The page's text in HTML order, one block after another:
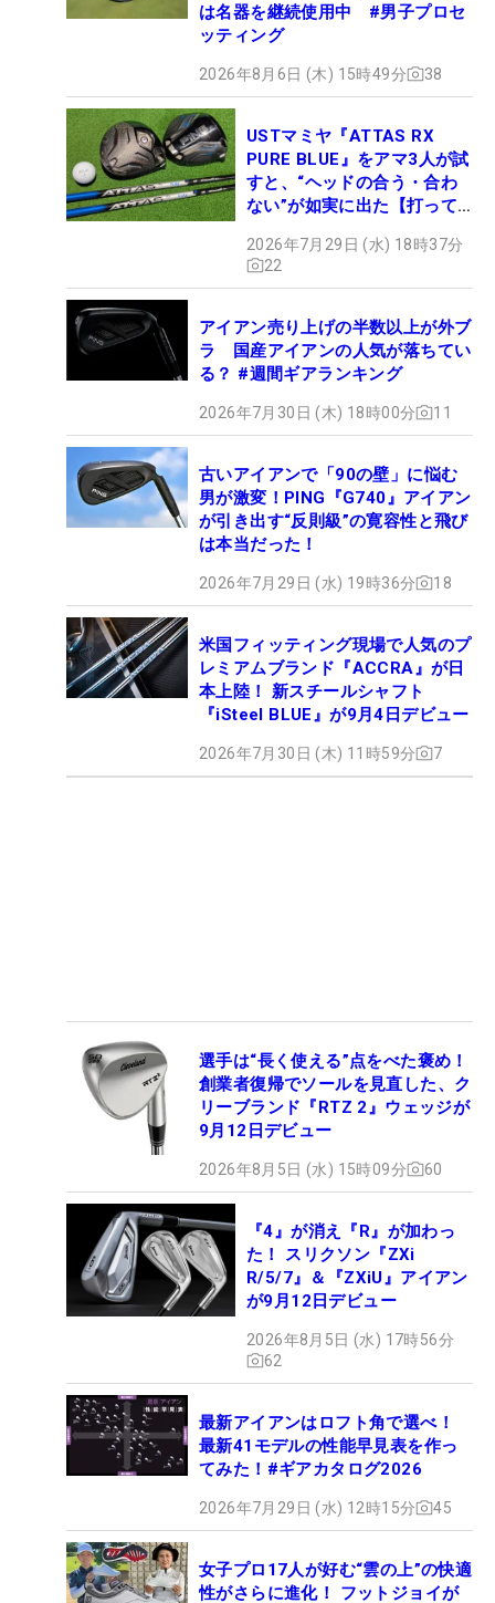
は名器を継続使用中 #男子プロセ
ッティング
2026年8月6日 (木) 15時49分 38
USTマミヤ『ATTAS RX
PURE BLUE』をアマ3人が試
すと、“ヘッドの合う・合わ
ない”が如実に出た【打って
2026年7月29日 (水) 18時37分
22
アイアン売り上げの半数以上が外ブ
ラ 国産アイアンの人気が落ちてい
る？ #週間ギアランキング
2026年7月30日 (木) 18時00分 11
古いアイアンで「90の壁」に悩む
男が激変！PING『G740』アイアン
が引き出す“反則級”の寛容性と飛び
は本当だった！
2026年7月29日 (水) 19時36分 18
米国フィッティング現場で人気のプ
レミアムブランド『ACCRA』が日
本上陸！ 新スチールシャフト
『iSteel BLUE』が9月4日デビュー
2026年7月30日 (木) 11時59分 7
選手は“長く使える”点をべた褒め！
創業者復帰でソールを見直した、ク
リーブランド『RTZ 2』ウェッジが
9月12日デビュー
2026年8月5日 (水) 15時09分 60
『4』が消え『R』が加わっ
た！ スリクソン『ZXi
R/5/7』＆『ZXiU』アイアン
が9月12日デビュー
2026年8月5日 (水) 17時56分
62
最新アイアンはロフト角で選べ！
最新41モデルの性能早見表を作っ
てみた！#ギアカタログ2026
2026年7月29日 (水) 12時15分 45
女子プロ17人が好む“雲の上”の快適
性がさらに進化！ フットジョイが